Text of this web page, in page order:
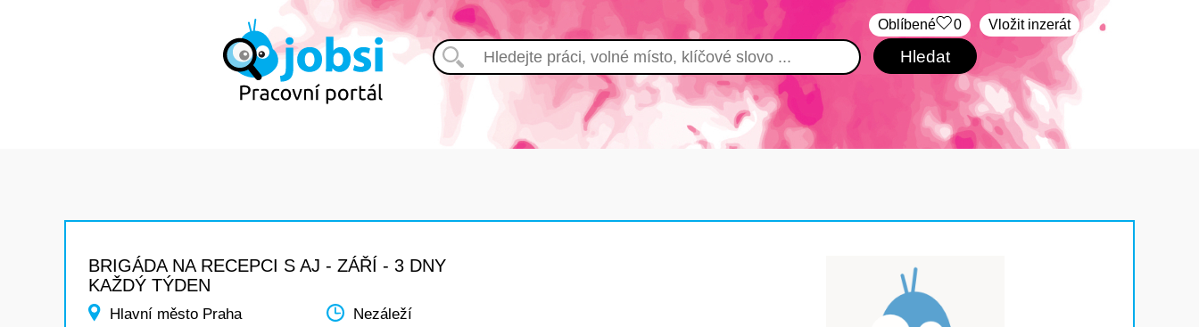
Vložit inzerát
Oblíbené 0
BRIGÁDA NA RECEPCI S AJ - ZÁŘÍ - 3 DNY
KAŽDÝ TÝDEN
Hlavní město Praha Nezáleží